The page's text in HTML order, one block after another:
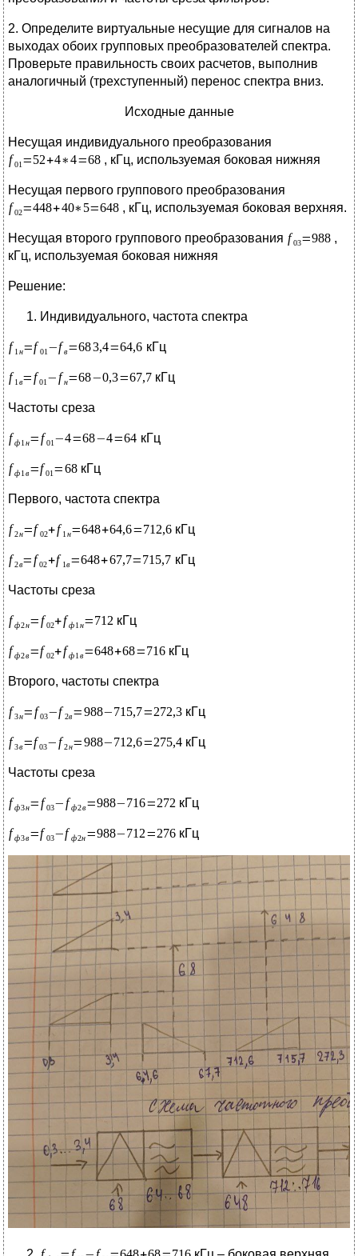
2. Определите виртуальные несущие для сигналов на
выходах обоих групповых преобразователей спектра.
Проверьте правильность своих расчетов, выполнив
аналогичный (трехступенный) перенос спектра вниз.
Исходные данные
Несущая индивидуального преобразования
, кГц, используемая боковая нижняя
Несущая первого группового преобразования
, кГц, используемая боковая верхняя.
Несущая второго группового преобразования
,
кГц, используемая боковая нижняя
Решение:
Индивидуального, частота спектра
кГц
кГц
Частоты среза
кГц
кГц
Первого, частота спектра
кГц
кГц
Частоты среза
кГц
кГц
Второго, частоты спектра
кГц
кГц
Частоты среза
кГц
кГц